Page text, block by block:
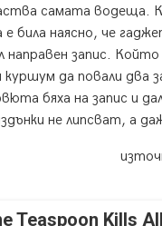
самата водеща.
била наясно, че
запис.
куршум да повали два
бяха на запис и
не липсват, а
Teaspoon Kills All